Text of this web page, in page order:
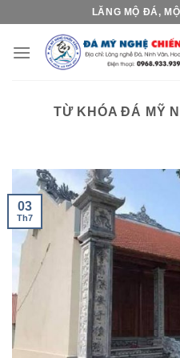
content
LĂNG MỘ ĐÁ,
TỪ KHÓA ĐÁ MỸ
03
Th7